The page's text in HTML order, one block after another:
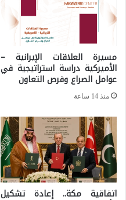
2
2
5
د
ي
ا
ت
ي
ر
و
س
ي
ا
ت
مسيرة العلاقات الإيرانية –
الأميركية دراسة استراتيجية في
عوامل الصراع وفرص التعاون
منذ 14 ساعة
اتفاقية مكة.. إعادة تشكيل